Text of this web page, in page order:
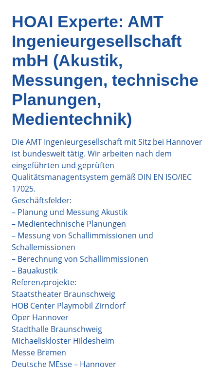
HOAI Experte: AMT
Ingenieurgesellschaft
mbH (Akustik,
Messungen, technische
Planungen,
Medientechnik)
Die AMT Ingenieurgesellschaft mit Sitz bei Hannover
ist bundesweit tätig. Wir arbeiten nach dem
eingeführten und geprüften
Qualitätsmanagentsystem gemäß DIN EN ISO/IEC
17025.
Geschäftsfelder:
– Planung und Messung Akustik
– Medientechnische Planungen
– Messung von Schallimmissionen und
Schallemissionen
– Berechnung von Schallimmissionen
– Bauakustik
Referenzprojekte:
Staatstheater Braunschweig
HOB Center Playmobil Zirndorf
Oper Hannover
Stadthalle Braunschweig
Michaeliskloster Hildesheim
Messe Bremen
Deutsche MEsse – Hannover